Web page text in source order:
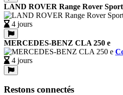
LAND ROVER Range Rover Sport
4 jours
MERCEDES-BENZ CLA 250 e
4 jours
Restons connectés